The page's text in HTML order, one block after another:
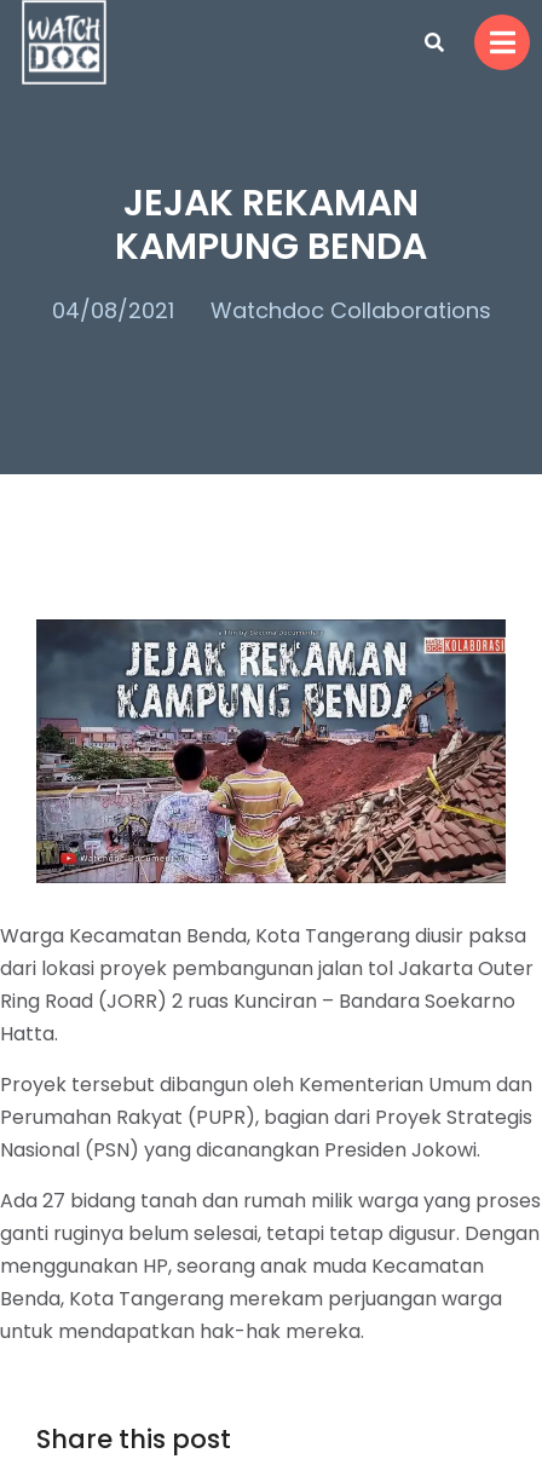
JEJAK REKAMAN
KAMPUNG BENDA
04/08/2021 Watchdoc Collaborations
Warga Kecamatan Benda, Kota Tangerang diusir paksa
dari lokasi proyek pembangunan jalan tol Jakarta Outer
Ring Road (JORR) 2 ruas Kunciran – Bandara Soekarno
Hatta.
Proyek tersebut dibangun oleh Kementerian Umum dan
Perumahan Rakyat (PUPR), bagian dari Proyek Strategis
Nasional (PSN) yang dicanangkan Presiden Jokowi.
Ada 27 bidang tanah dan rumah milik warga yang proses
ganti ruginya belum selesai, tetapi tetap digusur. Dengan
menggunakan HP, seorang anak muda Kecamatan
Benda, Kota Tangerang merekam perjuangan warga
untuk mendapatkan hak-hak mereka.
Share this post